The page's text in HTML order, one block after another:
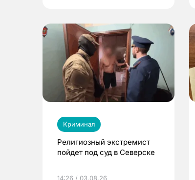
Криминал
Религиозный экстремист
пойдет под суд в Северске
14:26 / 03.08.26